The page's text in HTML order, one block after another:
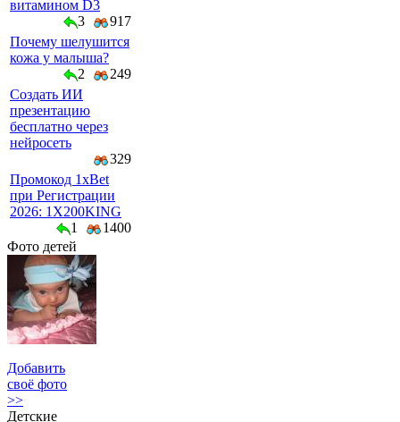
витамином D3
3
917
Почему шелушится
кожа у малыша?
2
249
Создать ИИ
презентацию
бесплатно через
нейросеть
329
Промокод 1xBet
при Регистрации
2026: 1X200KING
1
1400
Фото детей
Добавить
своё фото
>>
Детские